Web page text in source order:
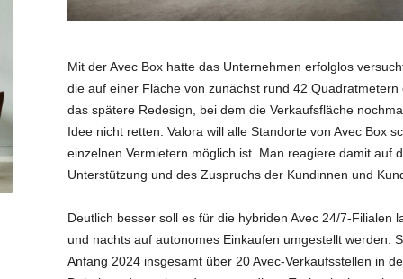
Mit der Avec Box hatte das Unternehmen erfolglos
die auf einer Fläche von zunächst rund 42
das spätere Redesign, bei dem die Verkaufsfläche
Idee nicht retten. Valora will alle Standorte von Avec Box
einzelnen Vermietern möglich ist. Man reagiere damit auf
Unterstützung und des Zuspruchs der Kundinnen und
Deutlich besser soll es für die hybriden Avec 24/7-Filialen
und nachts auf autonomes Einkaufen umgestellt werden.
Anfang 2024 insgesamt über 20 Avec-Verkaufsstellen in